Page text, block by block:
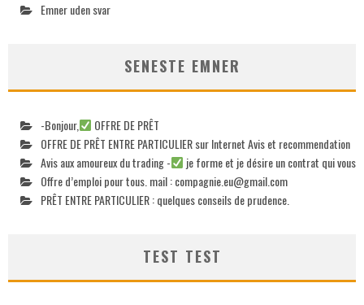
Emner uden svar
SENESTE EMNER
-Bonjour,
OFFRE DE PRÊT
OFFRE DE PRÊT ENTRE PARTICULIER sur Internet Avis et recommendation
Avis aux amoureux du trading -
je forme et je désire un contrat qui vous
Offre d’emploi pour tous. mail :compagnie.eu@gmail.com
PRÊT ENTRE PARTICULIER : quelques conseils de prudence.
TEST TEST